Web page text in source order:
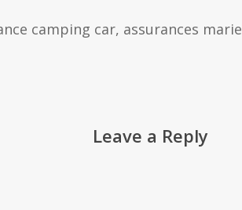
camping car, assurances marie
Leave a Reply